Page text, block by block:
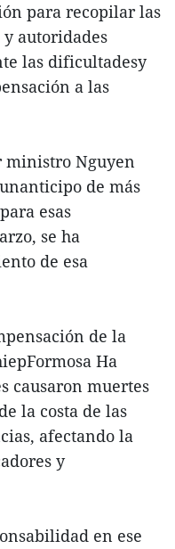
para recopilar las
autoridades
las dificultadesy
a las
Nguyen
de más
esas
se ha
de esa
de la
Ha
causaron muertes
la costa de las
afectando la
y
en ese